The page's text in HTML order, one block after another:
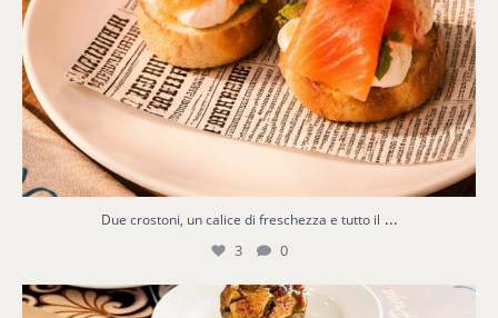
Due crostoni, un calice di freschezza e tutto il ...
3 0
Quattro dolci, un solo finale: impossibile ...